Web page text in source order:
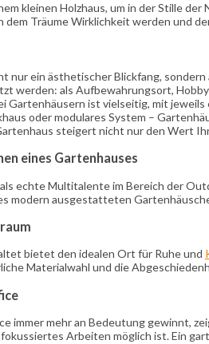
kleinen Holzhaus, um in der Stille
dem Träume Wirklichkeit werden und
nur ein ästhetischer Blickfang,
werden: als Aufbewahrungsort,
Gartenhäusern ist vielseitig, mit
oder modulares System –
steigert nicht nur den Wert
eines Gartenhauses
echte Multitalente im Bereich der
modern ausgestatteten
bietet den idealen Ort für Ruhe und
Materialwahl und die
immer mehr an Bedeutung gewinnt,
Arbeiten möglich ist. Ein